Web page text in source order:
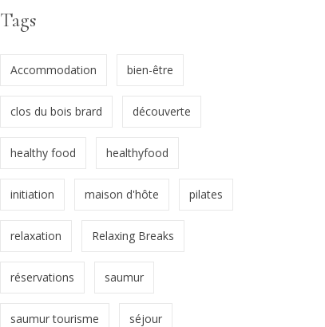
Tags
Accommodation bien-être
clos du bois brard découverte
healthy food healthyfood
initiation maison d'hôte pilates
relaxation Relaxing Breaks
réservations saumur
saumur tourisme séjour